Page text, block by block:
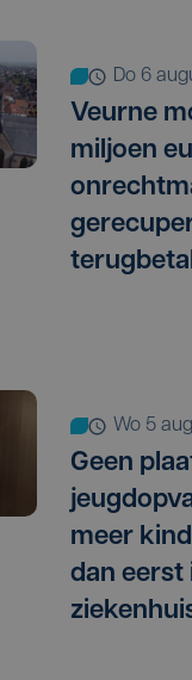
do 6
Veurne
miljoen
wo 5
Geen
meer
dan eerst